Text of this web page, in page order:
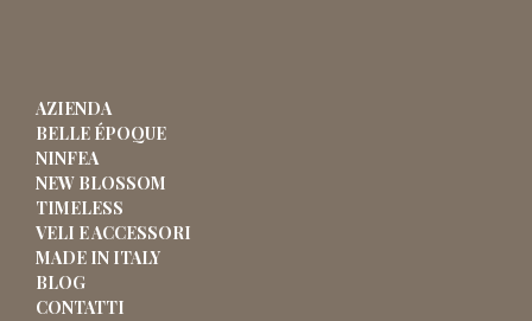
AZIENDA
BELLE ÉPOQUE
NINFEA
NEW BLOSSOM
TIMELESS
VELI E ACCESSORI
MADE IN ITALY
BLOG
CONTATTI